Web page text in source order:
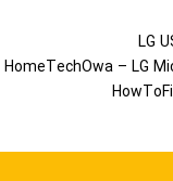
LG
HomeTechOwa – LG